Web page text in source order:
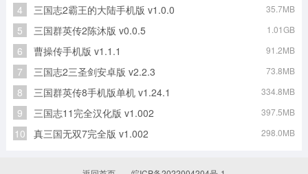
极品飞车ol游戏官方版 末刀游戏安装包
4 三国志2霸王的大陆手机版 v1.0.0 35.7MB
5 三国群英传2陈沐版 v0.0.5 1.01GB
6 曹操传手机版 v1.1.1 91.2MB
7 三国志2三圣剑安卓版 v2.2.3 73.8MB
8 三国群英传8手机版单机 v1.24.1 334.8MB
9 三国志11完全汉化版 v1.002 397.5MB
10 真三国无双7完全版 v1.002 298.0MB